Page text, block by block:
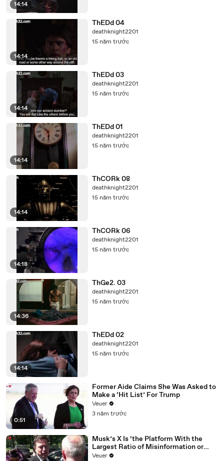
14:14
14:14
ThEDd 04
deathknight2201
15 năm trước
14:14
ThEDd 03
deathknight2201
15 năm trước
14:14
ThEDd 01
deathknight2201
15 năm trước
14:14
ThCORk 08
deathknight2201
15 năm trước
14:18
ThCORk 06
deathknight2201
15 năm trước
14:36
ThGe2. 03
deathknight2201
15 năm trước
14:14
ThEDd 02
deathknight2201
15 năm trước
0:51
Former Aide Claims She Was Asked to
Make a ‘Hit List’ For Trump
Veuer
3 năm trước
Musk’s X Is ‘the Platform With the
Largest Ratio of Misinformation or
Disinformation’ Amongst All Social
Veuer